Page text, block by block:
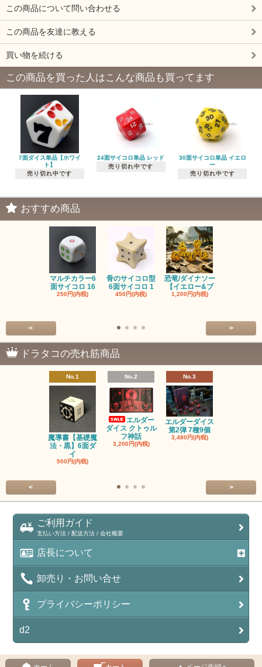
この商品について問い合わせる
この商品を友達に教える
買い物を続ける
この商品を買った人はこんな商品も買ってます
7面ダイス単品【ホワイ
ト】
売り切れ中です
24面サイコロ単品 レッド
売り切れ中です
30面サイコロ単品 イエロ
ー
売り切れ中です
おすすめ商品
マルチカラー6
面サイコロ 16
250円(内税)
骨のサイコロ型
6面サイコロ 1
450円(内税)
恐竜/ダイナソー
【イエロー&ブ
1,200円(内税)
< >
ドラタコの売れ筋商品
No.1
魔導書【基礎魔
法・黒】6面ダ
イ
500円(内税)
No.2
エルダー
ダイス クトゥル
フ神話
3,200円(内税)
No.3
エルダーダイス
第2弾 7種9個
3,480円(内税)
< >
ご利用ガイド
支払い方法 / 配送方法 / 会社概要
店長について
卸売り・お問い合せ
プライバシーポリシー
d2